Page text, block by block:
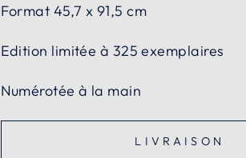
Format 45,7 x 91,5 cm
Edition limitée à 325 exemplaires
Numérotée à la main
LIVRAISON